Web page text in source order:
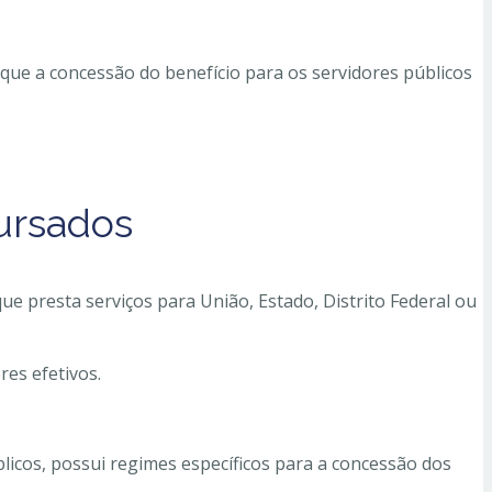
a concessão do benefício para os servidores públicos
presta serviços para União, Estado, Distrito Federal ou
efetivos.
possui regimes específicos para a concessão dos